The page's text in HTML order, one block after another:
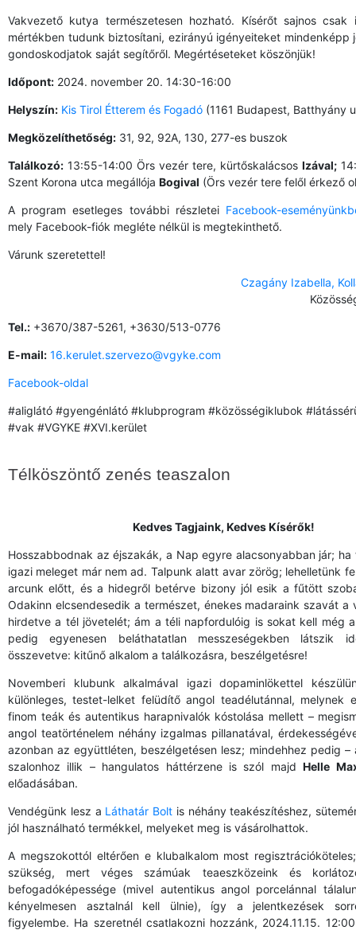
Vakvezető kutya természetesen hozható. Kísérőt sajnos csak
mértékben tudunk biztosítani, ezirányú igényeiteket mindenképp
gondoskodjatok saját segítőről. Megértéseteket köszönjük!
Időpont: 2024. november 20. 14:30-16:00
Helyszín: Kis Tirol Étterem és Fogadó (1161 Budapest, Batthyány
Megközelíthetőség: 31, 92, 92A, 130, 277-es buszok
Találkozó: 13:55-14:00 Örs vezér tere, kürtőskalácsos Izával;
Szent Korona utca megállója Bogival (Örs vezér tere felől érkező
A program esetleges további részletei Facebook-
mely Facebook-fiók megléte nélkül is megtekinthető.
Várunk szeretettel!
Czagány Izabella,
Tel.: +3670/387-5261, +3630/513-0776
E-mail: 16.kerulet.szervezo@vgyke.com
Facebook-oldal
#aliglátó #gyengénlátó #klubprogram #közösségiklubok
#vak #VGYKE #XVI.kerület
Télköszöntő zenés teaszalon
Kedves Tagjaink, Kedves Kísérők!
Hosszabbodnak az éjszakák, a Nap egyre alacsonyabban jár; ha
igazi meleget már nem ad. Talpunk alatt avar zörög; lehelletünk
arcunk előtt, és a hidegről betérve bizony jól esik a fűtött
Odakinn elcsendesedik a természet, énekes madaraink szavát a
hirdetve a tél jövetelét; ám a téli napfordulóig is sokat kell még
pedig egyenesen beláthatatlan messzeségekben látszik
összevetve: kitűnő alkalom a találkozásra, beszélgetésre!
Novemberi klubunk alkalmával igazi dopaminlökettel
különleges, testet-lelket felüdítő angol teadélutánnal, melynek
finom teák és autentikus harapnivalók kóstolása mellett –
angol teatörténelem néhány izgalmas pillanatával,
azonban az együttléten, beszélgetésen lesz; mindehhez pedig
szalonhoz illik – hangulatos háttérzene is szól majdHelle
előadásában.
Vendégünk lesz a Láthatár Bolt is néhány teakészítéshez,
jól használható termékkel, melyeket meg is vásárolhattok.
A megszokottól eltérően e klubalkalom most
szükség, mert véges számúak teaeszközeink és
befogadóképessége (mivel autentikus angol porcelánnal
kényelmesen asztalnál kell ülnie), így a jelentkezések
figyelembe. Ha szeretnél csatlakozni hozzánk, 2024.11.15.